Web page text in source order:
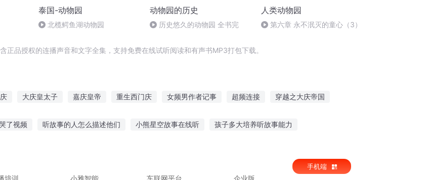
泰国-动物园
北榄鳄鱼湖动物园
动物园的历史
历史悠久的动物园 全书完
人类动物园
第六章 永不泯灭的童心（3）
品授权的连播声音和文字全集，支持免费在线试听阅读和有声书MP3打包下载。
大庆皇太子 嘉庆皇帝 重生西门庆 女频男作者记事 超频连接 穿越之大庆帝国
了视频 听故事的人怎么描述他们 小熊星空故事在线听 孩子多大培养听故事能力
培训 小雅智能 车联网平台 企业版
手机端